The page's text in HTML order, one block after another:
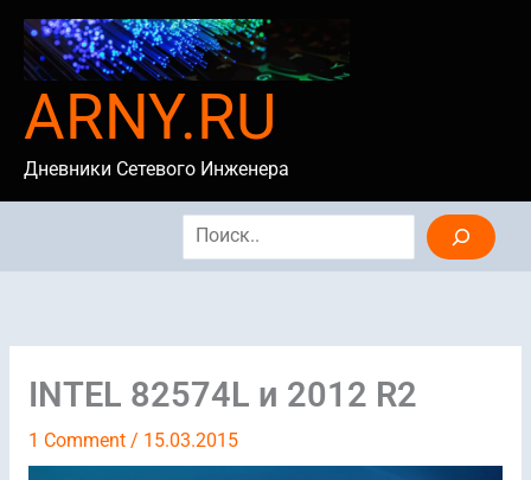
content
ARNY.RU
Дневники Сетевого Инженера
Search
INTEL 82574L и 2012 R2
1 Comment / 15.03.2015